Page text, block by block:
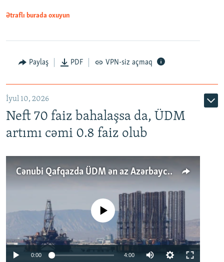
Ətraflı burada oxuyun
Paylaş PDF VPN-siz açmaq
İyul 10, 2026
Neft 70 faiz bahalaşsa da, ÜDM
artımı cəmi 0.8 faiz olub
Cənubi Qafqazda ÜDM ən az Azərbaycanda artır: Qonşuları niyə Bakını qabaqlaya bilir?
No media source currently available
0:00 4:00